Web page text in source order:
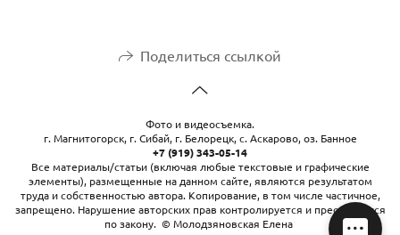
Поделиться ссылкой
Фото и видеосъемка.
г. Магнитогорск, г. Сибай, г. Белорецк, с. Аскарово, оз. Банное
+7 (919) 343-05-14
Все материалы/статьи (включая любые текстовые и графические
элементы), размещенные на данном сайте, являются результатом
труда и собственностью автора. Копирование, в том числе частичное,
запрещено. Нарушение авторских прав контролируется и преследуется
по закону. © Молодзяновская Елена